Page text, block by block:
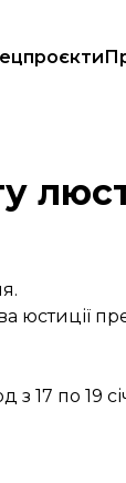
юстиції
з 17 по 19